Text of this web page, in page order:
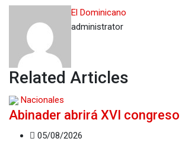
El Dominicano
administrator
Related Articles
Nacionales
Abinader abrirá XVI
05/08/2026